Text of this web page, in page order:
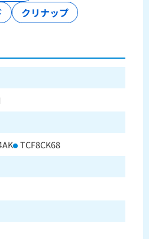
クリナップ
TCF8CK68